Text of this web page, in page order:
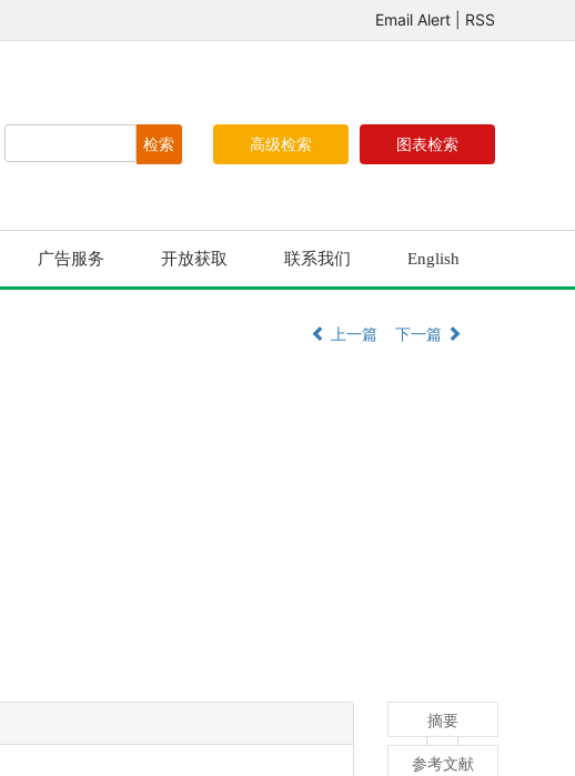
Email Alert RSS
图表检索
高级检索
广告服务 开放获取 联系我们 English
上一篇 下一篇
摘要
参考文献